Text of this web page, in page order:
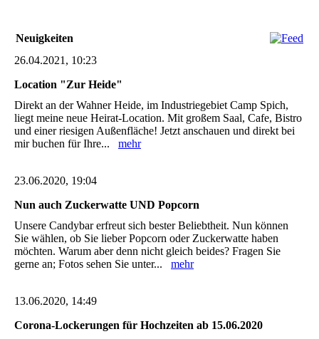
Neuigkeiten
26.04.2021, 10:23
Location "Zur Heide"
Direkt an der Wahner Heide, im Industriegebiet Camp Spich,
liegt meine neue Heirat-Location. Mit großem Saal, Cafe, Bistro
und einer riesigen Außenfläche! Jetzt anschauen und direkt bei
mir buchen für Ihre... mehr
23.06.2020, 19:04
Nun auch Zuckerwatte UND Popcorn
Unsere Candybar erfreut sich bester Beliebtheit. Nun können
Sie wählen, ob Sie lieber Popcorn oder Zuckerwatte haben
möchten. Warum aber denn nicht gleich beides? Fragen Sie
gerne an; Fotos sehen Sie unter... mehr
13.06.2020, 14:49
Corona-Lockerungen für Hochzeiten ab 15.06.2020